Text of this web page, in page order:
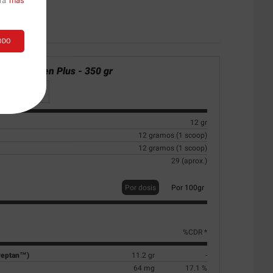
Collagen Plus - 350 gr
12 gr
12 gramos (1 scoop)
12 gramos (1 scoop)
29 (aprox.)
Por dosis Por 100gr
%CDR *
11.2 gr
-
64 mg 17.1 %